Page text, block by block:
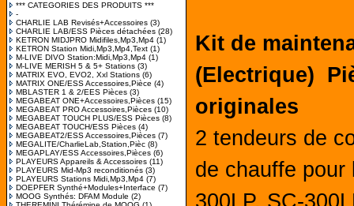
*** CATEGORIES DES PRODUITS ***
-
CHARLIE LAB Revisés+Accessoires (3)
CHARLIE LAB/ESS Pièces détachées (28)
KETRON MIDJPRO Midifiles,Mp3,Mp4 (1)
KETRON Station Midi,Mp3,Mp4,Text (1)
M-LIVE DIVO Station:Midi,Mp3,Mp4 (1)
M-LIVE MERISH 5 & 5+ Stations (3)
MATRIX EVO, EVO2, Xxl Stations (6)
MATRIX ONE/ESS Accessoires,Pièce (4)
MBLASTER 1 & 2/EES Pièces (3)
MEGABEAT ONE+Accessoires,Pièces (15)
MEGABEAT PRO Accessoires,Pièces (10)
MEGABEAT TOUCH PLUS/ESS Pièces (8)
MEGABEAT TOUCH/ESS Pièces (4)
MEGABEAT2/ESS Accessoires,Pièces (7)
MEGALITE/CharlieLab,Station,Pièc (8)
MEGAPLAY/ESS Accessoires,Pièces (6)
PLAYEURS Appareils & Accessoires (11)
PLAYEURS Mid-Mp3 reconditionés (3)
PLAYEURS Stations Midi,Mp3,Mp4 (7)
DOEPFER Synthé+Modules+Interface (7)
MOOG Synthés: DFAM Module (2)
Kit de
(Electrique)
originales
2 tendeurs de
de chauffe pour
300LP, SC-